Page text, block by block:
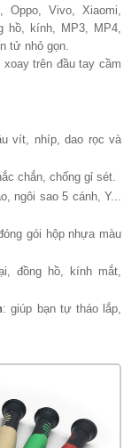
Oppo, Vivo, Xiaomi,
hồ, kính, MP3, MP4,
tử nhỏ gọn.
trên đầu tay cầm
vít, nhíp, dao rọc và
chắn, chống gỉ sét.
ngôi sao 5 cánh, Y...
gói hộp nhựa màu
đồng hồ, kính mắt,
: giúp bạn tự tháo lắp,